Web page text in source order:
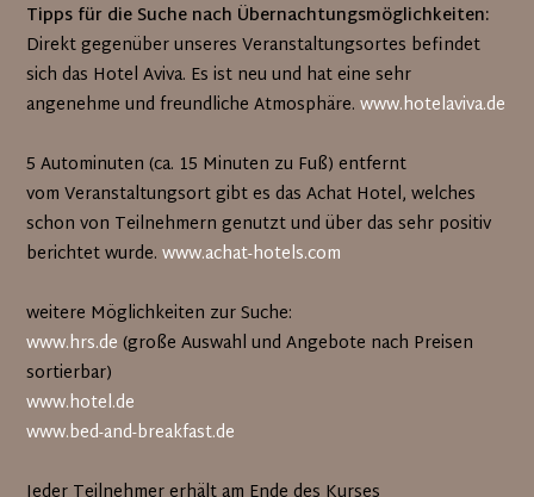
Tipps für die Suche nach Übernachtungsmöglichkeiten:
Direkt gegenüber unseres Veranstaltungsortes befindet
sich das Hotel Aviva. Es ist neu und hat eine sehr
angenehme und freundliche Atmosphäre.www.hotelaviva.de
5 Autominuten (ca. 15 Minuten zu Fuß) entfernt
vom Veranstaltungsort gibt es das Achat Hotel, welches
schon von Teilnehmern genutzt und über das sehr positiv
berichtet wurde.www.achat-hotels.com
weitere Möglichkeiten zur Suche:
www.hrs.de (große Auswahl und Angebote nach Preisen
sortierbar)
www.hotel.de
www.bed-and-breakfast.de